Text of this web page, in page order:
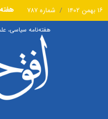
۱۶ بهمن ۱۴۰۲ شماره ۷۸۷
هفته‌نامه سیاسی،